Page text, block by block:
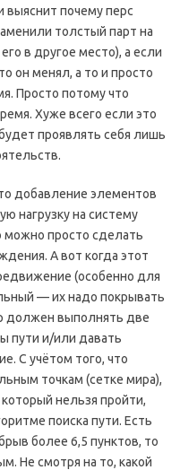
выяснит почему перс
толстый парт на
в другое место), а если
он менял, а то и просто
Просто потому что
Хуже всего если это
проявлять себя лишь
добавление элементов
нагрузку на систему
можно просто сделать
А вот когда этот
(особенно для
— их надо покрывать
должен выполнять две
пути и/или давать
С учётом того, что
точкам (сетке мира),
нельзя пройти,
поиска пути. Есть
более 6,5 пунктов, то
Не смотря на то, какой